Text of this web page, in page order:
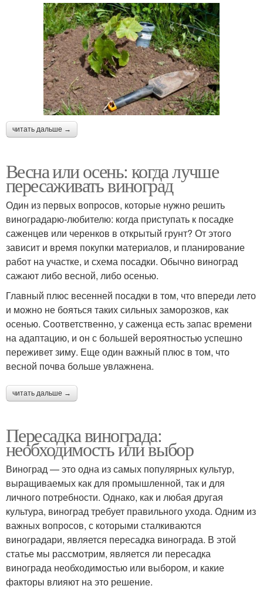
читать дальше →
Весна или осень: когда лучше
пересаживать виноград
Один из первых вопросов, которые нужно решить
виноградарю-любителю: когда приступать к посадке
саженцев или черенков в открытый грунт? От этого
зависит и время покупки материалов, и планирование
работ на участке, и схема посадки. Обычно виноград
сажают либо весной, либо осенью.
Главный плюс весенней посадки в том, что впереди лето
и можно не бояться таких сильных заморозков, как
осенью. Соответственно, у саженца есть запас времени
на адаптацию, и он с большей вероятностью успешно
переживет зиму. Еще один важный плюс в том, что
весной почва больше увлажнена.
читать дальше →
Пересадка винограда:
необходимость или выбор
Виноград — это одна из самых популярных культур,
выращиваемых как для промышленной, так и для
личного потребности. Однако, как и любая другая
культура, виноград требует правильного ухода. Одним из
важных вопросов, с которыми сталкиваются
виноградари, является пересадка винограда. В этой
статье мы рассмотрим, является ли пересадка
винограда необходимостью или выбором, и какие
факторы влияют на это решение.